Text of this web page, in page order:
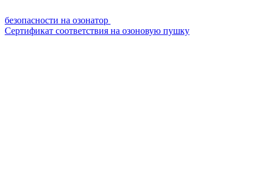
безопасности на озонатор
Сертификат соответствия на озоновую пушку